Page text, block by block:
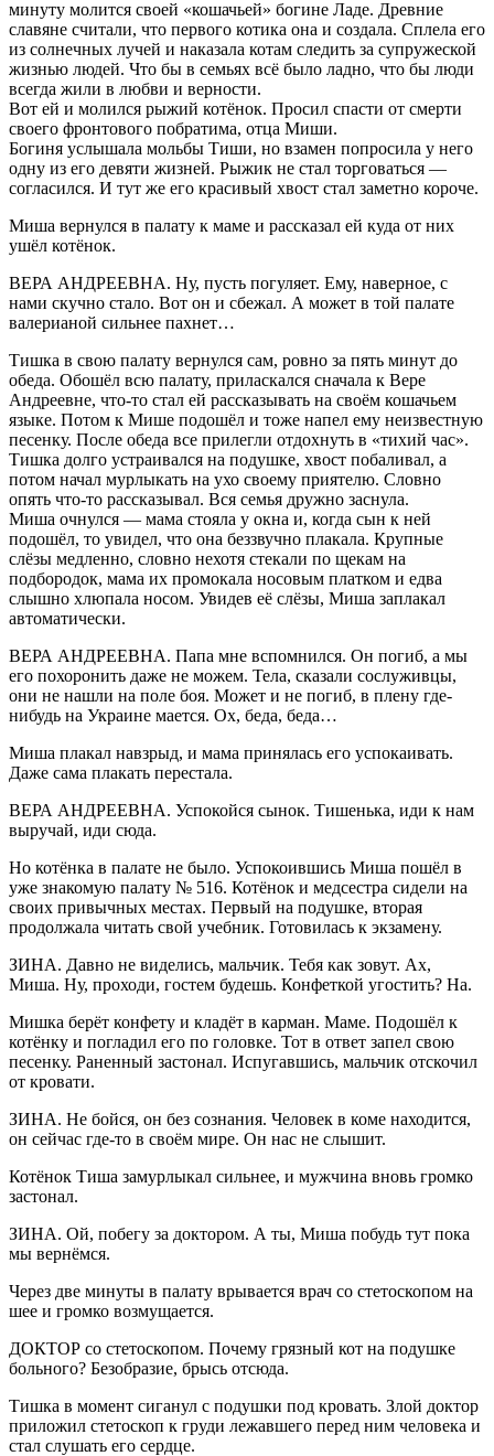
минуту молится своей «кошачьей» богине Ладе. Древние
славяне считали, что первого котика она и создала. Сплела его
из солнечных лучей и наказала котам следить за супружеской
жизнью людей. Что бы в семьях всё было ладно, что бы люди
всегда жили в любви и верности.
Вот ей и молился рыжий котёнок. Просил спасти от смерти
своего фронтового побратима, отца Миши.
Богиня услышала мольбы Тиши, но взамен попросила у него
одну из его девяти жизней. Рыжик не стал торговаться —
согласился. И тут же его красивый хвост стал заметно короче.
Миша вернулся в палату к маме и рассказал ей куда от них
ушёл котёнок.
ВЕРА АНДРЕЕВНА. Ну, пусть погуляет. Ему, наверное, с
нами скучно стало. Вот он и сбежал. А может в той палате
валерианой сильнее пахнет…
Тишка в свою палату вернулся сам, ровно за пять минут до
обеда. Обошёл всю палату, приласкался сначала к Вере
Андреевне, что-то стал ей рассказывать на своём кошачьем
языке. Потом к Мише подошёл и тоже напел ему неизвестную
песенку. После обеда все прилегли отдохнуть в «тихий час».
Тишка долго устраивался на подушке, хвост побаливал, а
потом начал мурлыкать на ухо своему приятелю. Словно
опять что-то рассказывал. Вся семья дружно заснула.
Миша очнулся — мама стояла у окна и, когда сын к ней
подошёл, то увидел, что она беззвучно плакала. Крупные
слёзы медленно, словно нехотя стекали по щекам на
подбородок, мама их промокала носовым платком и едва
слышно хлюпала носом. Увидев её слёзы, Миша заплакал
автоматически.
ВЕРА АНДРЕЕВНА. Папа мне вспомнился. Он погиб, а мы
его похоронить даже не можем. Тела, сказали сослуживцы,
они не нашли на поле боя. Может и не погиб, в плену где-
нибудь на Украине мается. Ох, беда, беда…
Миша плакал навзрыд, и мама принялась его успокаивать.
Даже сама плакать перестала.
ВЕРА АНДРЕЕВНА. Успокойся сынок. Тишенька, иди к нам
выручай, иди сюда.
Но котёнка в палате не было. Успокоившись Миша пошёл в
уже знакомую палату № 516. Котёнок и медсестра сидели на
своих привычных местах. Первый на подушке, вторая
продолжала читать свой учебник. Готовилась к экзамену.
ЗИНА. Давно не виделись, мальчик. Тебя как зовут. Ах,
Миша. Ну, проходи, гостем будешь. Конфеткой угостить? На.
Мишка берёт конфету и кладёт в карман. Маме. Подошёл к
котёнку и погладил его по головке. Тот в ответ запел свою
песенку. Раненный застонал. Испугавшись, мальчик отскочил
от кровати.
ЗИНА. Не бойся, он без сознания. Человек в коме находится,
он сейчас где-то в своём мире. Он нас не слышит.
Котёнок Тиша замурлыкал сильнее, и мужчина вновь громко
застонал.
ЗИНА. Ой, побегу за доктором. А ты, Миша побудь тут пока
мы вернёмся.
Через две минуты в палату врывается врач со стетоскопом на
шее и громко возмущается.
ДОКТОР со стетоскопом. Почему грязный кот на подушке
больного? Безобразие, брысь отсюда.
Тишка в момент сиганул с подушки под кровать. Злой доктор
приложил стетоскоп к груди лежавшего перед ним человека и
стал слушать его сердце.